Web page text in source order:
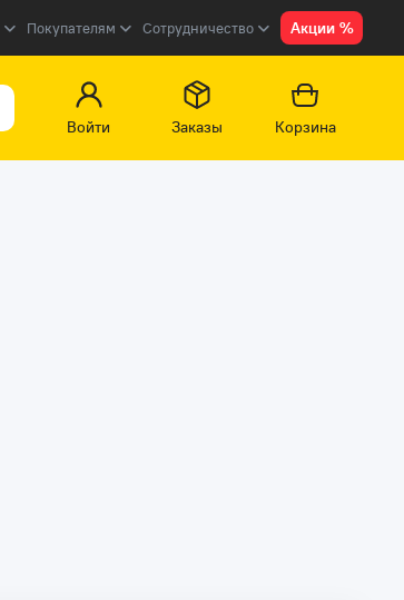
Покупателям Сотрудничество Акции %
Войти
Заказы Корзина